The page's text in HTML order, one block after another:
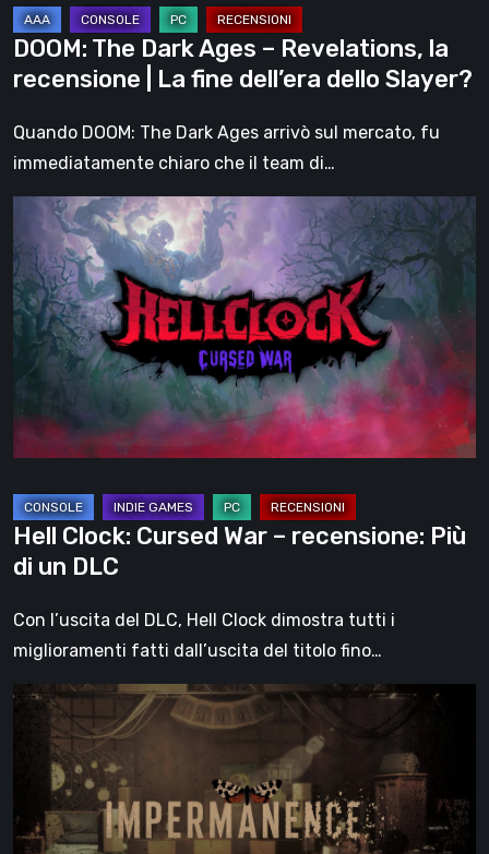
fine
dell’era
dello
DOOM: The Dark Ages – Revelations, la
recensione | La fine dell’era dello Slayer?
Quando DOOM: The Dark Ages arrivò sul mercato, fu
immediatamente chiaro che il team di…
Cursed
War
–
recensione:
di
un
Hell Clock: Cursed War – recensione: Più
di un DLC
Con l’uscita del DLC, Hell Clock dimostra tutti i
miglioramenti fatti dall’uscita del titolo fino…
Impermanence:
costruire
santuario
nel